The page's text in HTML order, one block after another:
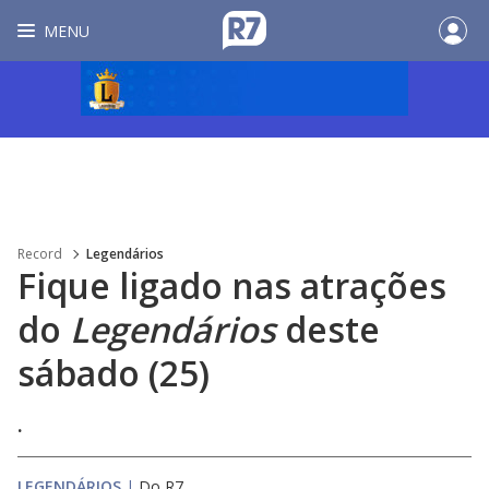
MENU
Record Legendários
Fique ligado nas atrações
do Legendáriosdeste
sábado (25)
.